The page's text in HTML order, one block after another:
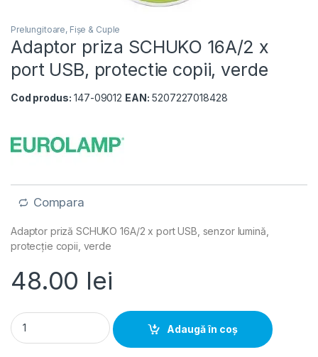
Prelungitoare, Fișe & Cuple
Adaptor priza SCHUKO 16A/2 x
port USB, protectie copii, verde
Cod produs: 147-09012 EAN: 5207227018428
Compara
Adaptor priză SCHUKO 16A/2 x port USB, senzor lumină,
protecție copii, verde
48.00 lei
Adaptor priza SCHUKO 16A/2 x port USB, protectie copii,
Adaugă în coș